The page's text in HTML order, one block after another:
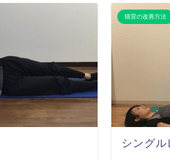
猫背の改善方法
シングル